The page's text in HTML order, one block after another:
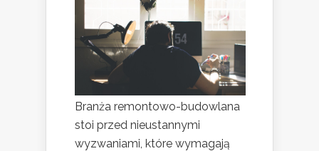
Branża remontowo-budowlana
stoi przed nieustannymi
wyzwaniami, które wymagają